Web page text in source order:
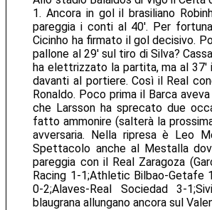
1. Ancora in gol il brasiliano
pareggia i conti al 40'. Per
Cicinho ha firmato il gol decisivo.
pallone al 29' sul tiro di Silva?
ha elettrizzato la partita, ma al
davanti al portiere. Così il Real
Ronaldo. Poco prima il Barca
che Larsson ha sprecato due
fatto ammonire (salterà la
avversaria. Nella ripresa è Leo
Spettacolo anche al Mestalla
pareggia con il Real Zaragoza
Racing 1-1;Athletic Bilbao-Getafe
0-2;Alaves-Real Sociedad 3-
blaugrana allungano ancora sul